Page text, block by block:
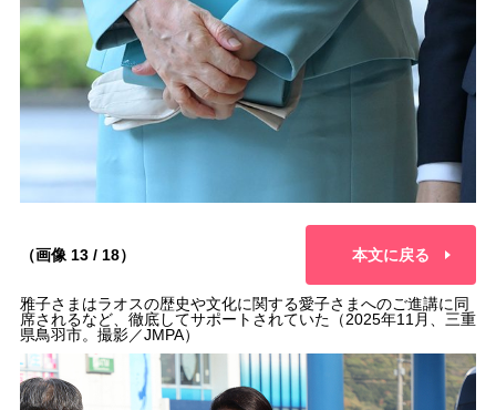
（画像 13 / 18） 本文に戻る
雅子さまはラオスの歴史や文化に関する愛子さまへのご進講に同
席されるなど、徹底してサポートされていた（2025年11月、三重
県鳥羽市。撮影／JMPA）